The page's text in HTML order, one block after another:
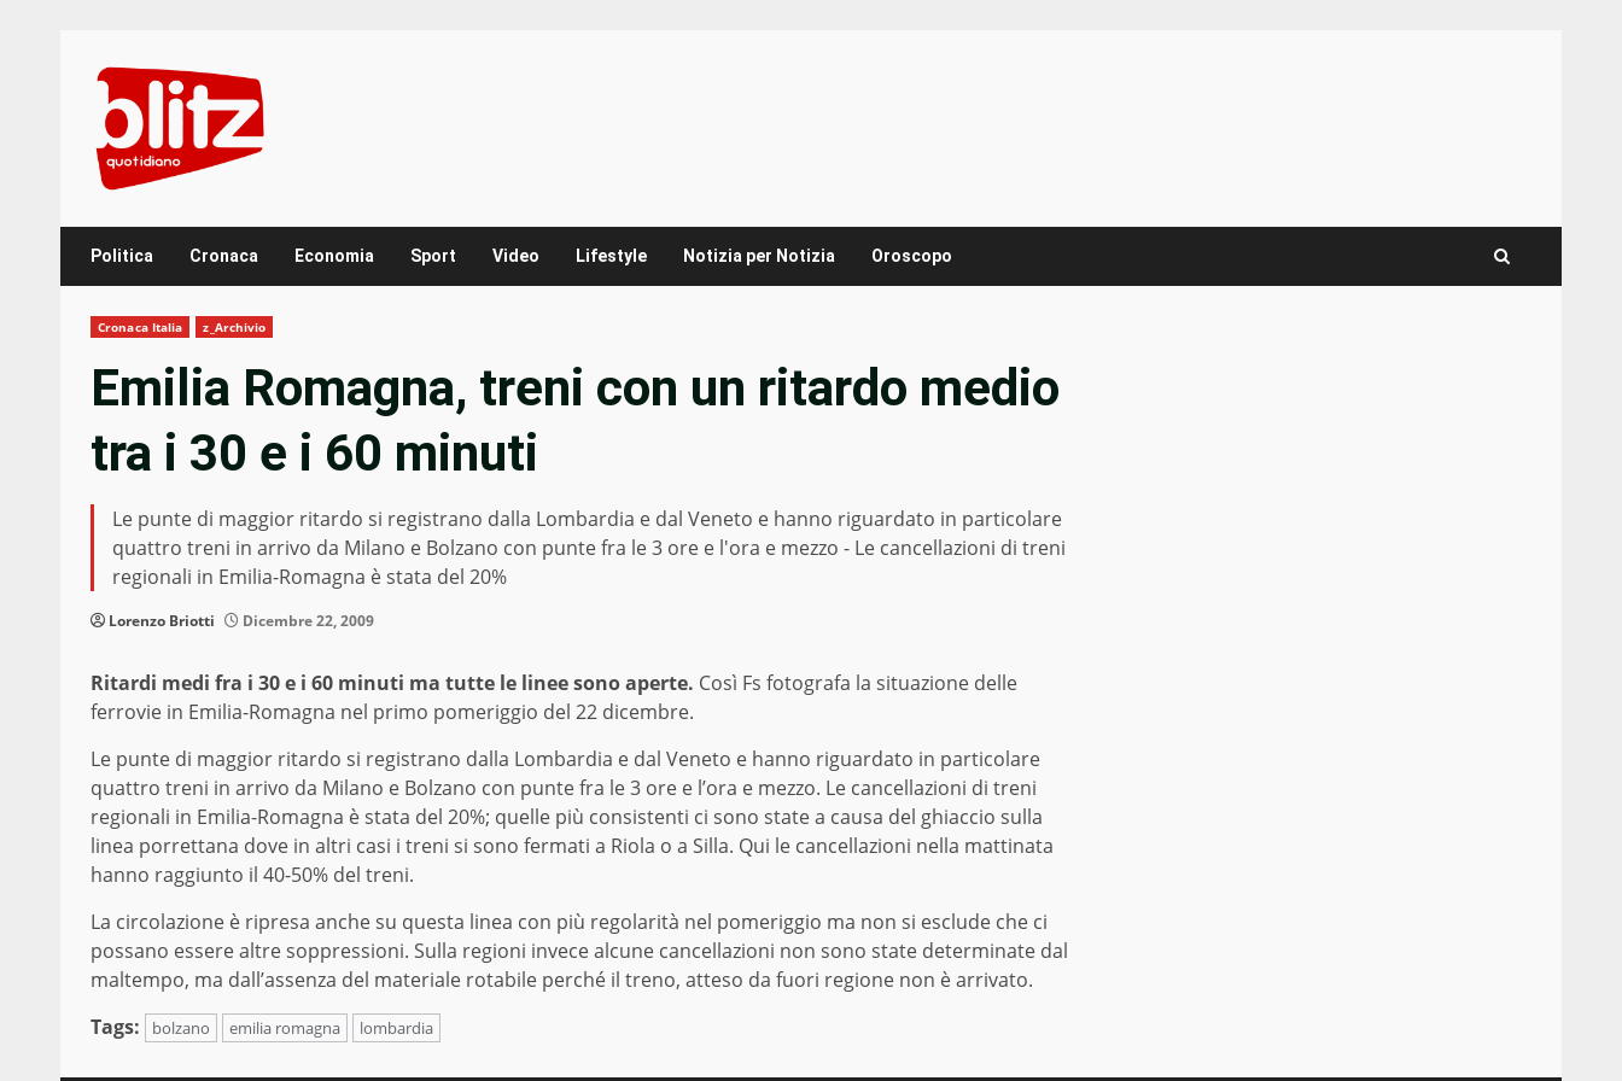
content
Politica Cronaca Economia Sport Video Lifestyle Notizia per Notizia Oroscopo
Cronaca Italia z_Archivio
Emilia Romagna, treni con un ritardo medio
tra i 30 e i 60 minuti
Le punte di maggior ritardo si registrano dalla Lombardia e dal Veneto e hanno riguardato in particolare
quattro treni in arrivo da Milano e Bolzano con punte fra le 3 ore e l'ora e mezzo - Le cancellazioni di treni
regionali in Emilia-Romagna è stata del 20%
Lorenzo Briotti Dicembre 22, 2009
Ritardi medi fra i 30 e i 60 minuti ma tutte le linee sono aperte. Così Fs fotografa la situazione delle
ferrovie in Emilia-Romagna nel primo pomeriggio del 22 dicembre.
Le punte di maggior ritardo si registrano dalla Lombardia e dal Veneto e hanno riguardato in particolare
quattro treni in arrivo da Milano e Bolzano con punte fra le 3 ore e l’ora e mezzo. Le cancellazioni di treni
regionali in Emilia-Romagna è stata del 20%; quelle più consistenti ci sono state a causa del ghiaccio sulla
linea porrettana dove in altri casi i treni si sono fermati a Riola o a Silla. Qui le cancellazioni nella mattinata
hanno raggiunto il 40-50% del treni.
La circolazione è ripresa anche su questa linea con più regolarità nel pomeriggio ma non si esclude che ci
possano essere altre soppressioni. Sulla regioni invece alcune cancellazioni non sono state determinate dal
maltempo, ma dall’assenza del materiale rotabile perché il treno, atteso da fuori regione non è arrivato.
Tags:
bolzano emilia romagna lombardia